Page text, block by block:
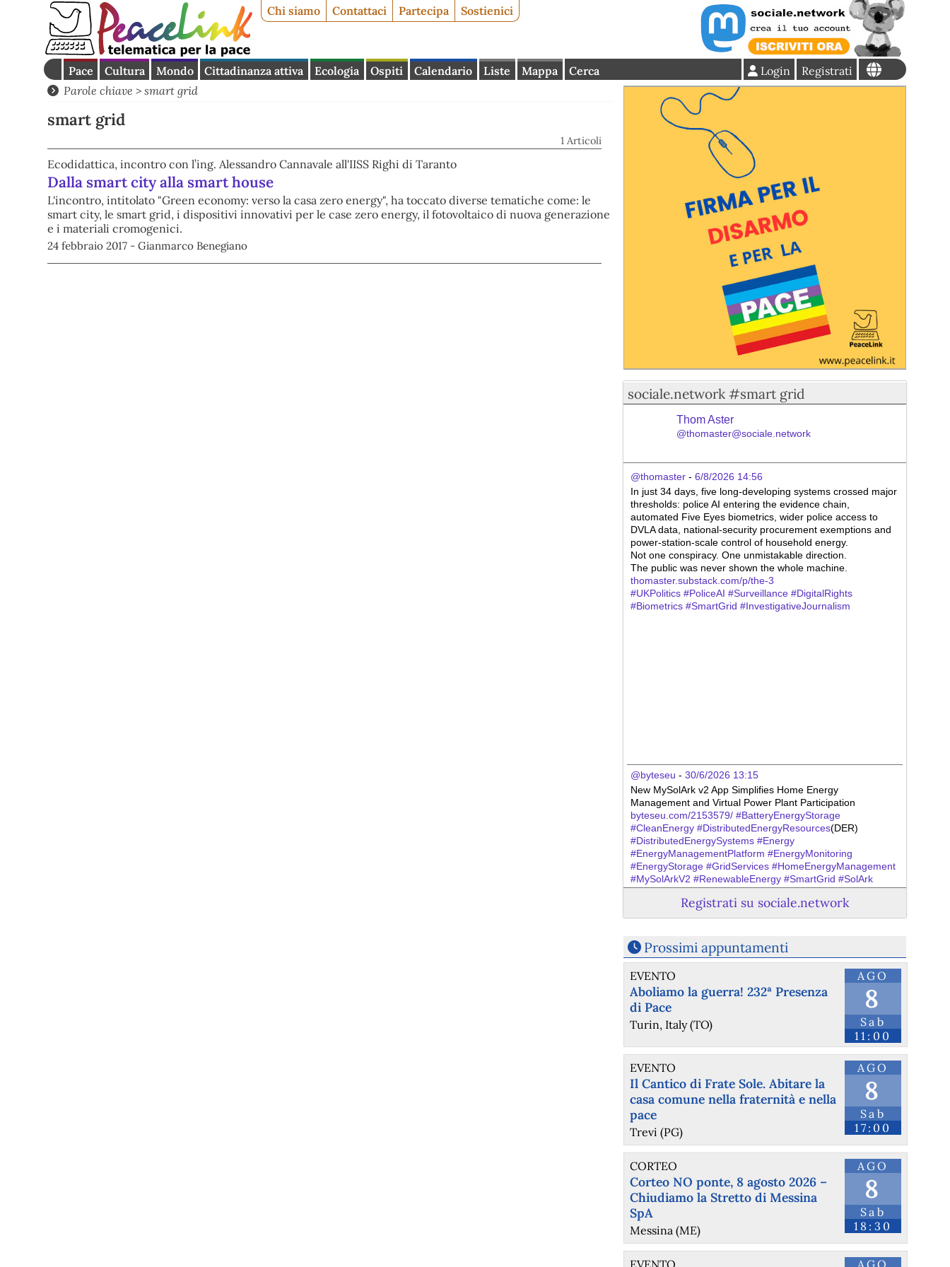
Chi siamo Contattaci Partecipa Sostienici
Pace Cultura Mondo Cittadinanza attiva Ecologia Ospiti Calendario Liste Mappa Cerca Registrati
Login
Parole chiave > smart grid
smart grid
1 Articoli
Ecodidattica, incontro con l’ing. Alessandro Cannavale all'IISS Righi di Taranto
Dalla smart city alla smart house
L'incontro, intitolato "Green economy: verso la casa zero energy", ha toccato diverse tematiche come: le
smart city, le smart grid, i dispositivi innovativi per le case zero energy, il fotovoltaico di nuova generazione
e i materiali cromogenici.
24 febbraio 2017 - Gianmarco Benegiano
sociale.network #smart grid
Thom Aster
@thomaster@sociale.network
@thomaster - 6/8/2026 14:56
In just 34 days, five long-developing systems crossed major
thresholds: police AI entering the evidence chain,
automated Five Eyes biometrics, wider police access to
DVLA data, national-security procurement exemptions and
power-station-scale control of household energy.
Not one conspiracy. One unmistakable direction.
The public was never shown the whole machine.
thomaster.substack.com/p/the-3
#UKPolitics #PoliceAI #Surveillance #DigitalRights
#Biometrics #SmartGrid #InvestigativeJournalism
@byteseu - 30/6/2026 13:15
New MySolArk v2 App Simplifies Home Energy
byteseu.com/2153579/ #BatteryEnergyStorage
#CleanEnergy #DistributedEnergyResources
#DistributedEnergySystems #Energy
#EnergyManagementPlatform #EnergyMonitoring
#EnergyStorage #GridServices #HomeEnergyManagement
#MySolArkV2 #RenewableEnergy #SmartGrid #SolArk
#SolarEnergy #VirtualPowerPlant(VPP)
heise+ | Vehicle to Grid: Wenn das E-Auto Geld verdient
Wir erklären, wie Vehicle to Grid funktioniert, welche Technik
Sie benötigen und ob man schon jetzt damit loslegen kann.
heise.de/hintergrund/Vehicle-t
#Elektroauto
SmartGrid
#Wirtschaft
Registrati su sociale.network
Prossimi appuntamenti
AGO
8
Sab
11:00
EVENTO
Aboliamo la guerra! 232ª Presenza
di Pace
Turin, Italy (TO)
AGO
8
Sab
17:00
EVENTO
Il Cantico di Frate Sole. Abitare la
casa comune nella fraternità e nella
pace
Trevi (PG)
AGO
8
Sab
18:30
CORTEO
Corteo NO ponte, 8 agosto 2026 –
Chiudiamo la Stretto di Messina
SpA
Messina (ME)